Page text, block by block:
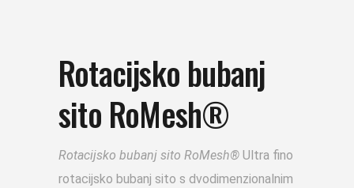
Rotacijsko bubanj
sito RoMesh®
Rotacijsko bubanj sito RoMesh® Ultra fino
rotacijsko bubanj sito s dvodimenzionalnim